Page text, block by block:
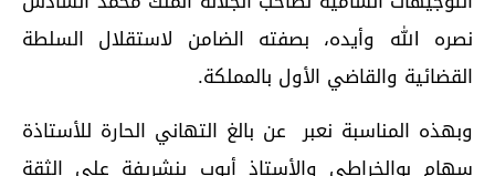
نصره الله وأيده، بصفته الضامن لاستقلال السلطة
القضائية والقاضي الأول بالمملكة.
وبهذه المناسبة نعبر عن بالغ التهاني الحارة للأستاذة
سهام بوالخراطي والأستاذ أيوب بنشريفة على الثقة